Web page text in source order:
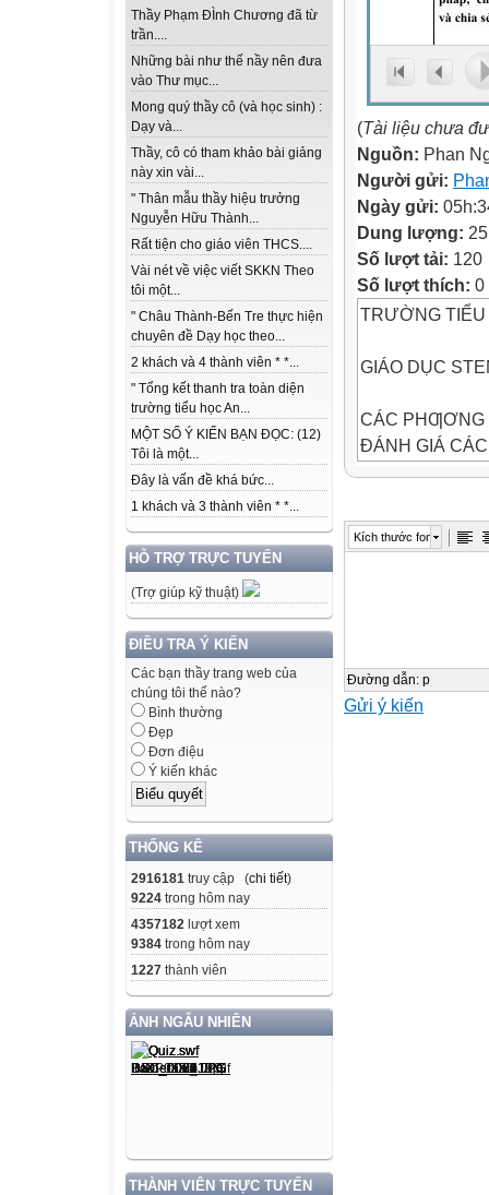
Thầy Phạm ĐÌnh Chương đã từ
trần....
Những bài như thế nầy nên đưa
vào Thư mục...
Mong quý thầy cô (và học sinh) :
Dạy và...
Thầy, cô có tham khảo bài giảng
này xin vài...
" Thân mẫu thầy hiệu trưởng
Nguyễn Hữu Thành...
Rất tiện cho giáo viên THCS....
Vài nét về việc viết SKKN Theo
tôi một...
" Châu Thành-Bến Tre thực hiện
chuyên đề Dạy học theo...
2 khách và 4 thành viên * *...
" Tổng kết thanh tra toàn diện
trường tiểu học An...
MỘT SỐ Ý KIẾN BẠN ĐỌC: (12)
Tôi là một...
Đây là vấn đề khá bức...
1 khách và 3 thành viên * *...
HỖ TRỢ TRỰC TUYẾN
(Trợ giúp kỹ thuật)
ĐIỀU TRA Ý KIẾN
Các bạn thầy trang web của
chúng tôi thế nào?
Bình thường
Đẹp
Đơn điệu
Ý kiến khác
THỐNG KÊ
2916181 truy cập (chi tiết)
9224 trong hôm nay
4357182 lượt xem
9384 trong hôm nay
1227 thành viên
ẢNH NGẪU NHIÊN
THÀNH VIÊN TRỰC TUYẾN
(Tài liệu chưa
Nguồn: Phan
Người gửi:
Ngày gửi:
Dung lượng:
Số lượt tải: 120
Số lượt thích: 0
TRƯỜNG
GIÁO DỤC
CÁC PHƢƠNG
ĐÁNH GIÁ
Mục đích đánh
học,
kinh viết,
Kích thước font
Đường dẫn: p
Gửi ý kiến